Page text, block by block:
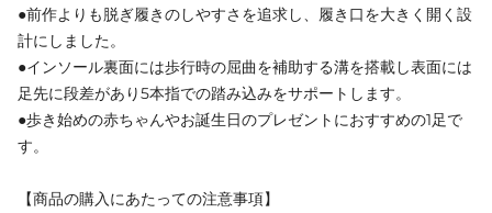
●前作よりも脱ぎ履きのしやすさを追求し、履き口を大きく開く設
計にしました。
●インソール裏面には歩行時の屈曲を補助する溝を搭載し表面には
足先に段差があり5本指での踏み込みをサポートします。
●歩き始めの赤ちゃんやお誕生日のプレゼントにおすすめの1足で
す。
【商品の購入にあたっての注意事項】